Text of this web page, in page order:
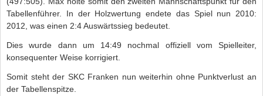
Tabellenführer. In der Holzwertung endete das Spiel nun 2010:
2012, was einen 2:4 Auswärtssieg bedeutet.
Dies wurde dann um 14:49 nochmal offiziell vom Spielleiter,
konsequenter Weise korrigiert.
Somit steht der SKC Franken nun weiterhin ohne Punktverlust an
der Tabellenspitze.